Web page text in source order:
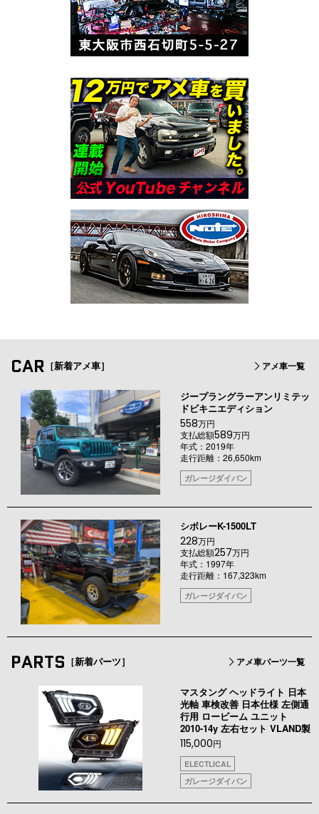
CAR ［新着アメ車］ アメ車一覧
ジープラングラーアンリミテッ
ドビキニエディション
558万円
支払総額589万円
年式：2019年
走行距離：26,650km
ガレージダイバン
シボレーK-1500LT
228万円
支払総額257万円
年式：1997年
走行距離：167,323km
ガレージダイバン
PARTS ［新着パーツ］ アメ車パーツ一覧
マスタング ヘッドライト 日本
光軸 車検改善 日本仕様 左側通
行用 ロービーム ユニット
2010-14y 左右セット VLAND製
115,000円
ELECTLICAL
ガレージダイバン